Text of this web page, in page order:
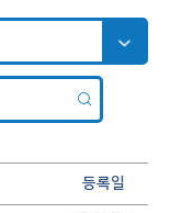
등록일